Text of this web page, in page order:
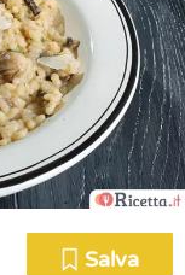
Salva